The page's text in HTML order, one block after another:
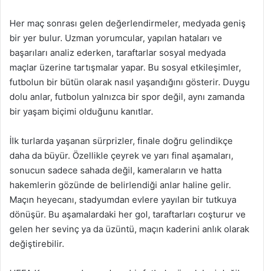
Her maç sonrası gelen değerlendirmeler, medyada geniş
bir yer bulur. Uzman yorumcular, yapılan hataları ve
başarıları analiz ederken, taraftarlar sosyal medyada
maçlar üzerine tartışmalar yapar. Bu sosyal etkileşimler,
futbolun bir bütün olarak nasıl yaşandığını gösterir. Duygu
dolu anlar, futbolun yalnızca bir spor değil, aynı zamanda
bir yaşam biçimi olduğunu kanıtlar.
İlk turlarda yaşanan sürprizler, finale doğru gelindikçe
daha da büyür. Özellikle çeyrek ve yarı final aşamaları,
sonucun sadece sahada değil, kameraların ve hatta
hakemlerin gözünde de belirlendiği anlar haline gelir.
Maçın heyecanı, stadyumdan evlere yayılan bir tutkuya
dönüşür. Bu aşamalardaki her gol, taraftarları coşturur ve
gelen her sevinç ya da üzüntü, maçın kaderini anlık olarak
değiştirebilir.